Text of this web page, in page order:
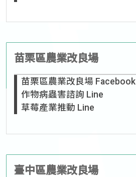
苗栗區農業改良場
苗栗區農業改良場 Facebook
作物病蟲害諮詢 Line
草莓產業推動 Line
臺中區農業改良場